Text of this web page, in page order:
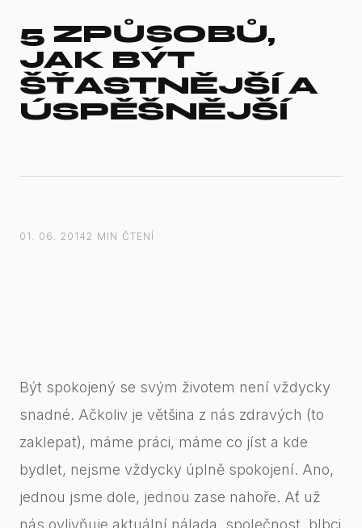
5 ZPŮSOBŮ,
JAK BÝT
ŠŤASTNĚJŠÍ A
ÚSPĚŠNĚJŠÍ
01. 06. 20142 MIN ČTENÍ
Být spokojený se svým životem není vždycky
snadné. Ačkoliv je většina z nás zdravých (to
zaklepat), máme práci, máme co jíst a kde
bydlet, nejsme vždycky úplně spokojení. Ano,
jednou jsme dole, jednou zase nahoře. Ať už
nás ovlivňuje aktuální nálada, společnost, blbci